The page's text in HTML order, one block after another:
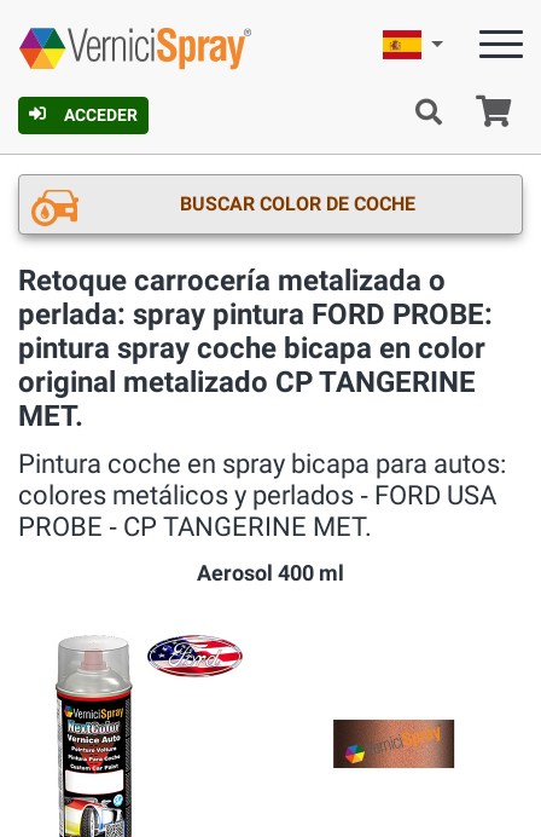
ACCEDER
Español
BUSCAR COLOR DE COCHE
Retoque carrocería metalizada o
perlada: spray pintura FORD PROBE:
pintura spray coche bicapa en color
original metalizado CP TANGERINE
MET.
Pintura coche en spray bicapa para autos:
colores metálicos y perlados ‐ FORD USA
PROBE ‐ CP TANGERINE MET.
Aerosol 400 ml